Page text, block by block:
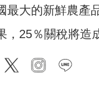
最大的新鮮農產
，25％關稅將造
twitter instagram